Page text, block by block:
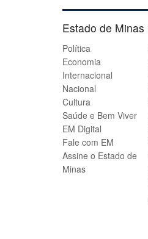
Estado de Minas
Política
Economia
Internacional
Nacional
Cultura
Saúde e Bem Viver
EM Digital
Fale com EM
Assine o Estado de
Minas